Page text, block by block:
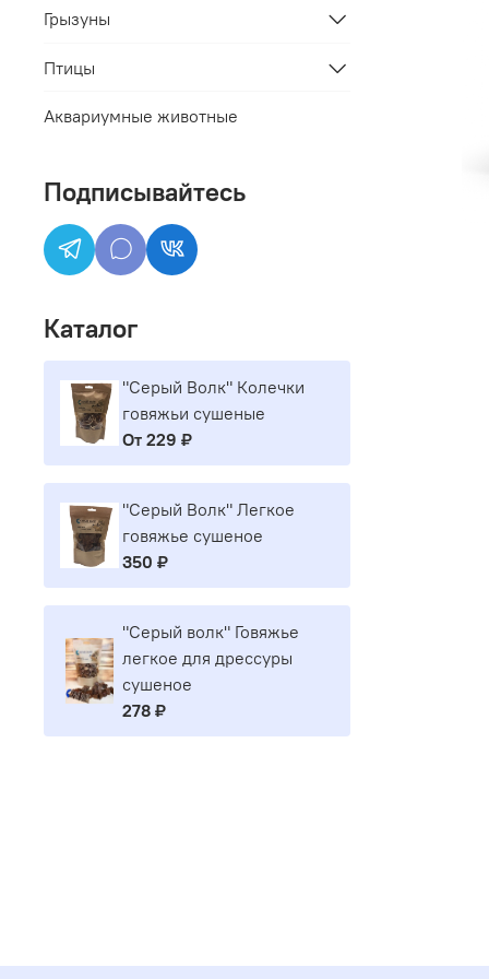
Грызуны
Птицы
Аквариумные животные
Подписывайтесь
Каталог
"Серый Волк" Колечки
говяжьи сушеные
От 229 ₽
"Серый Волк" Легкое
говяжье сушеное
350 ₽
"Серый волк" Говяжье
легкое для дрессуры
сушеное
278 ₽